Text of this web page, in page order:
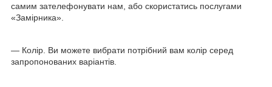
самим зателефонувати нам, або скористатись послугами
«Замірника».
— Колір. Ви можете вибрати потрібний вам колір серед
запропонованих варіантів.